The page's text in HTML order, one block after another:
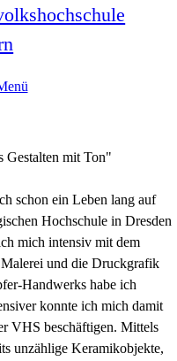
Gestalten mit Ton"
schon ein Leben lang auf
Hochschule in Dresden
mich intensiv mit dem
und die Druckgrafik
Handwerks habe ich
konnte ich mich damit
VHS beschäftigen. Mittels
unzählige Keramikobjekte,